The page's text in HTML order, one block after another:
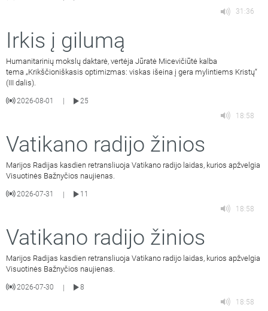
31:36
Irkis į gilumą
Humanitarinių mokslų daktarė, vertėja Jūratė Micevičiūtė kalba
tema „Krikščioniškasis optimizmas: viskas išeina į gera mylintiems Kristų“
(III dalis).
2026-08-01
25
18:58
Vatikano radijo žinios
Marijos Radijas kasdien retransliuoja Vatikano radijo laidas, kurios apžvelgia
Visuotinės Bažnyčios naujienas.
2026-07-31 |
11
18:58
Vatikano radijo žinios
Marijos Radijas kasdien retransliuoja Vatikano radijo laidas, kurios apžvelgia
Visuotinės Bažnyčios naujienas.
2026-07-30 |
8
18:58